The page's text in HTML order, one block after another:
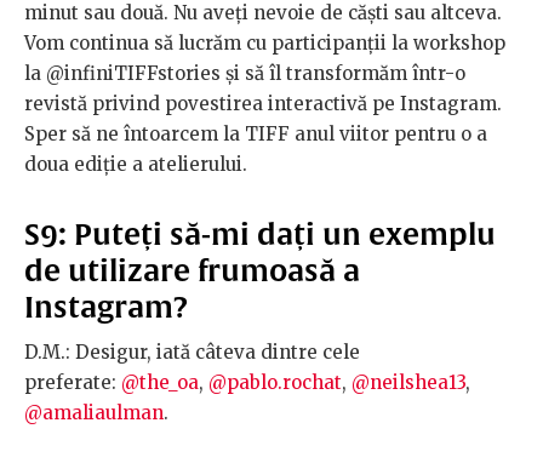
minut sau două. Nu aveți nevoie de căști sau altceva.
Vom continua să lucrăm cu participanții la workshop
la @infiniTIFFstories și să îl transformăm într-o
revistă privind povestirea interactivă pe Instagram.
Sper să ne întoarcem la TIFF anul viitor pentru o a
doua ediție a atelierului.
S9: Puteți să-mi dați un exemplu
de utilizare frumoasă a
Instagram?
D.M.: Desigur, iată câteva dintre cele
preferate: @the_oa, @pablo.rochat, @neilshea13,
@amaliaulman.